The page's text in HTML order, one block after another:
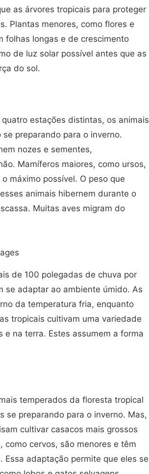
as árvores tropicais para proteger
Plantas menores, como flores e
folhas longas e de crescimento
de luz solar possível antes que as
do sol.
estações distintas, os animais
preparando para o inverno.
nozes e sementes,
Mamíferos maiores, como ursos,
máximo possível. O peso que
animais hibernem durante o
Muitas aves migram do
de 100 polegadas de chuva por
se adaptar ao ambiente úmido. As
da temperatura fria, enquanto
tropicais cultivam uma variedade
na terra. Estes assumem a forma
temperados da floresta tropical
se preparando para o inverno. Mas,
cultivar casacos mais grossos
cervos, são menores e têm
adaptação permite que eles se